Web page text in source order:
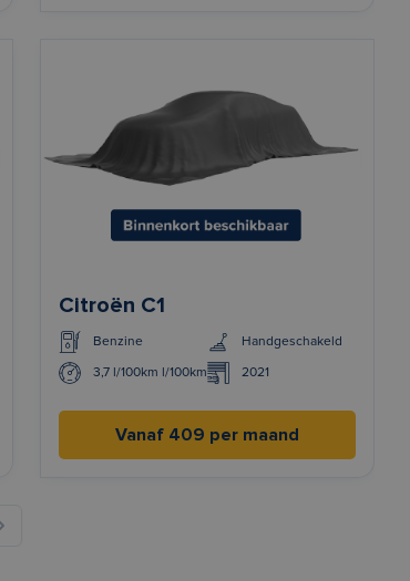
Citroën C1
Benzine Handgeschakeld
3,7 l/100km l/100km 2021
Vanaf 409 per maand